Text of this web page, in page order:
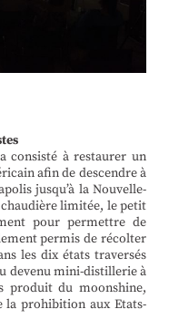
consisté à restaurer un
afin de descendre à
jusqu’à la Nouvelle-
limitée, le petit
pour permettre de
permis de récolter
les dix états traversés
devenu mini-distillerie à
produit du moonshine,
la prohibition aux Etats-